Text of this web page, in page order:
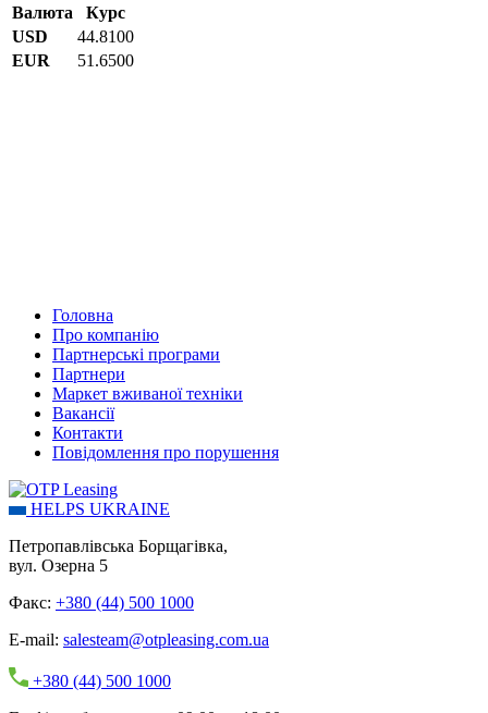
Валюта
Курс
USD
44.8100
EUR
51.6500
Головна
Про компанію
Партнерські програми
Партнери
Маркет вживаної техніки
Вакансії
Контакти
Повідомлення про порушення
HELPS UKRAINE
Петропавлівська Борщагівка,
вул. Озерна 5
Факс: +380 (44) 500 1000
E-mail: salesteam@otpleasing.com.ua
+380 (44) 500 1000